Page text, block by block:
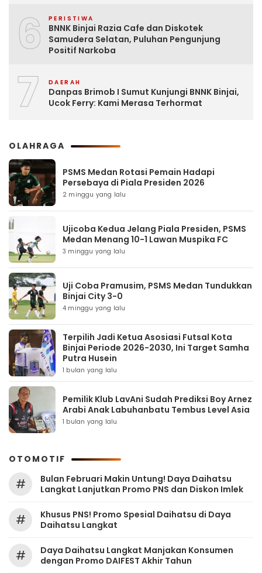
6
PERISTIWA
BNNK Binjai Razia Cafe dan Diskotek
Samudera Selatan, Puluhan Pengunjung
Positif Narkoba
7 DAERAH
Danpas Brimob I Sumut Kunjungi BNNK Binjai,
Ucok Ferry: Kami Merasa Terhormat
OLAHRAGA
PSMS Medan Rotasi Pemain Hadapi
Persebaya di Piala Presiden 2026
2 minggu yang lalu
Ujicoba Kedua Jelang Piala Presiden, PSMS
Medan Menang 10-1 Lawan Muspika FC
3 minggu yang lalu
Uji Coba Pramusim, PSMS Medan Tundukkan
Binjai City 3-0
4 minggu yang lalu
Terpilih Jadi Ketua Asosiasi Futsal Kota
Binjai Periode 2026-2030, Ini Target Samha
Putra Husein
1 bulan yang lalu
Pemilik Klub LavAni Sudah Prediksi Boy Arnez
Arabi Anak Labuhanbatu Tembus Level Asia
1 bulan yang lalu
OTOMOTIF
#
Bulan Februari Makin Untung! Daya Daihatsu
Langkat Lanjutkan Promo PNS dan Diskon Imlek
#
Khusus PNS! Promo Spesial Daihatsu di Daya
Daihatsu Langkat
#
Daya Daihatsu Langkat Manjakan Konsumen
dengan Promo DAIFEST Akhir Tahun